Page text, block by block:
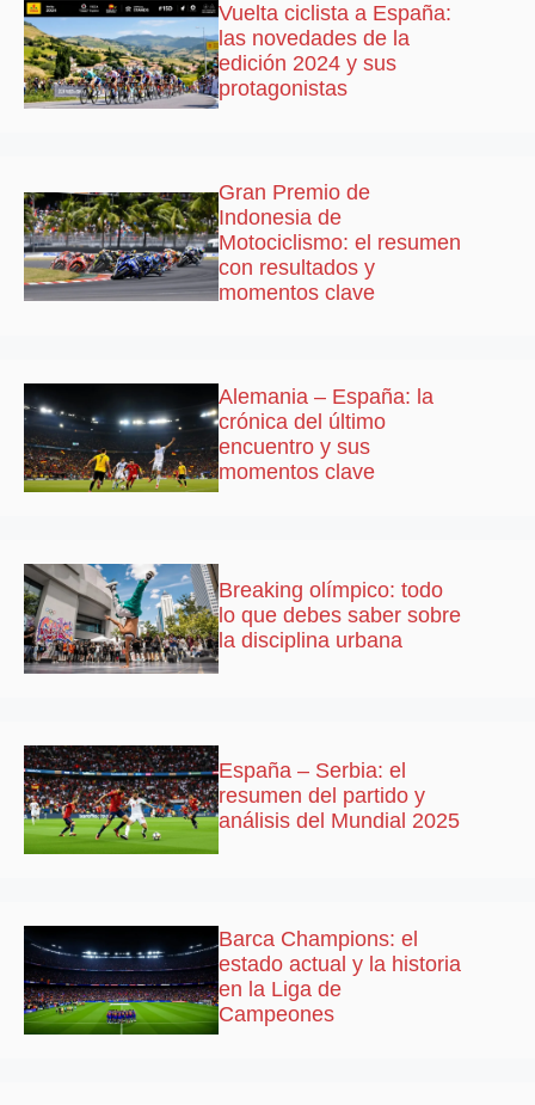
Vuelta ciclista a España:
las novedades de la
edición 2024 y sus
protagonistas
Gran Premio de
Indonesia de
Motociclismo: el resumen
con resultados y
momentos clave
Alemania – España: la
crónica del último
encuentro y sus
momentos clave
Breaking olímpico: todo
lo que debes saber sobre
la disciplina urbana
España – Serbia: el
resumen del partido y
análisis del Mundial 2025
Barca Champions: el
estado actual y la historia
en la Liga de
Campeones